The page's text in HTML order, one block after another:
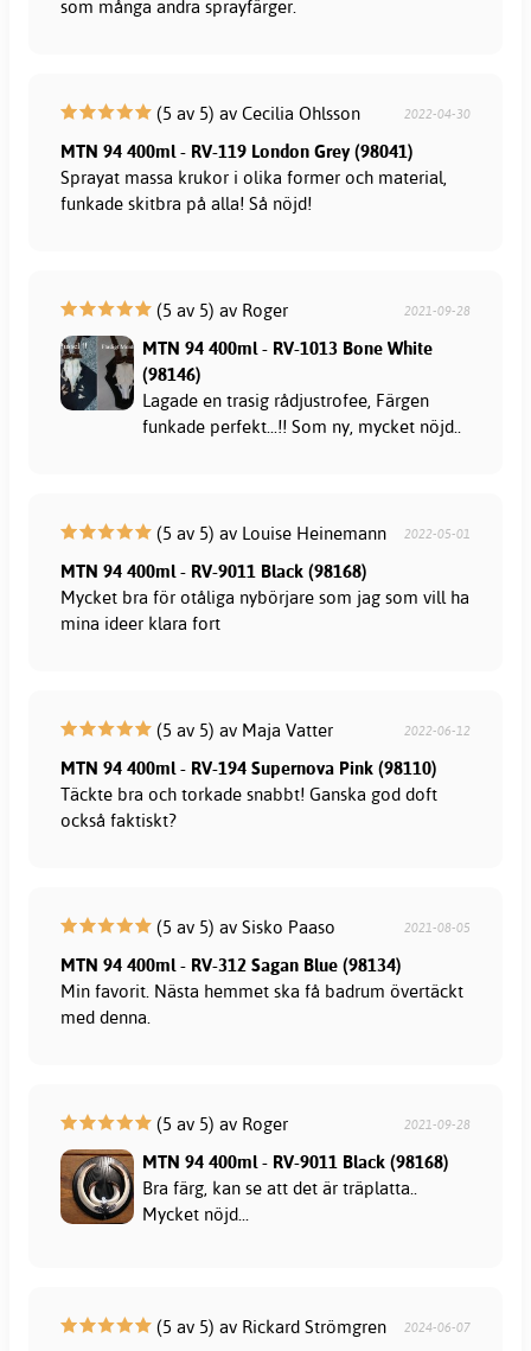
som många andra sprayfärger.
(5 av 5) av Cecilia Ohlsson 2022-04-30
MTN 94 400ml - RV-119 London Grey (98041)
Sprayat massa krukor i olika former och material,
funkade skitbra på alla! Så nöjd!
(5 av 5) av Roger 2021-09-28
MTN 94 400ml - RV-1013 Bone White
(98146)
Lagade en trasig rådjustrofee, Färgen
funkade perfekt...!! Som ny, mycket nöjd..
(5 av 5) av Louise Heinemann 2022-05-01
MTN 94 400ml - RV-9011 Black (98168)
Mycket bra för otåliga nybörjare som jag som vill ha
mina ideer klara fort
(5 av 5) av Maja Vatter 2022-06-12
MTN 94 400ml - RV-194 Supernova Pink (98110)
Täckte bra och torkade snabbt! Ganska god doft
också faktiskt?
(5 av 5) av Sisko Paaso 2021-08-05
MTN 94 400ml - RV-312 Sagan Blue (98134)
Min favorit. Nästa hemmet ska få badrum övertäckt
med denna.
(5 av 5) av Roger 2021-09-28
MTN 94 400ml - RV-9011 Black (98168)
Bra färg, kan se att det är träplatta..
Mycket nöjd...
(5 av 5) av Rickard Strömgren 2024-06-07